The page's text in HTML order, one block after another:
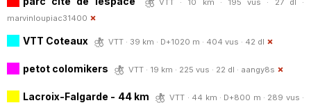
marvinloupiac31400
VTT Coteaux VTT · 39 km · D+1020 m · 404 vus · 42 dl
petot colomikers VTT · 19 km · 225 vus · 22 dl · aangy8s
Lacroix-Falgarde - 44 km
VTT · 44 km · D+800 m · 289 vus ·